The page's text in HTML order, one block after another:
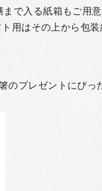
で入る紙箱もご用意
用はその上から包
プレゼントにぴっ